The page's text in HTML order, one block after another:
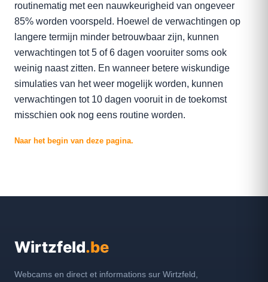
routinematig met een nauwkeurigheid van ongeveer
85% worden voorspeld. Hoewel de verwachtingen op
langere termijn minder betrouwbaar zijn, kunnen
verwachtingen tot 5 of 6 dagen vooruiter soms ook
weinig naast zitten. En wanneer betere wiskundige
simulaties van het weer mogelijk worden, kunnen
verwachtingen tot 10 dagen vooruit in de toekomst
misschien ook nog eens routine worden.
Naar het begin van deze pagina.
Wirtzfeld.be
Webcams en direct et informations sur Wirtzfeld,